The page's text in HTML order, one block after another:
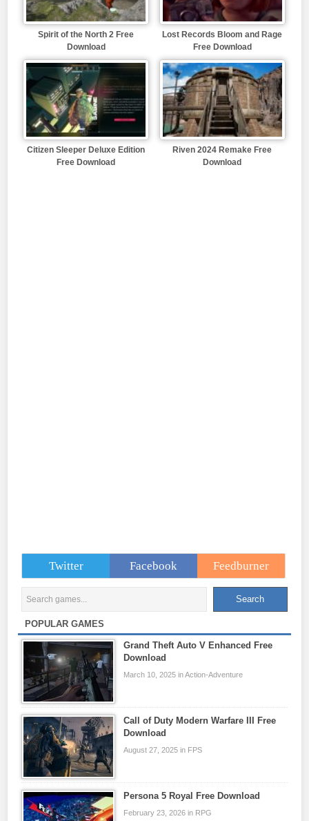
Spirit of the North 2 Free
Download
Lost Records Bloom and Rage
Free Download
Citizen Sleeper Deluxe Edition
Free Download
Riven 2024 Remake Free
Download
Twitter Facebook Feedburner
POPULAR GAMES
Grand Theft Auto V Enhanced Free
Download
March 10, 2025 in Action-Adventure
Call of Duty Modern Warfare III Free
Download
August 27, 2025 in FPS
Persona 5 Royal Free Download
February 23, 2026 in RPG